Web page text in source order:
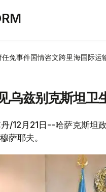
任免事件国情咨文跨里海国际运
乌兹别克斯坦卫
/12月21日--哈萨克斯坦
萨耶夫。